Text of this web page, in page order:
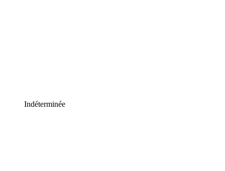
Indéterminée